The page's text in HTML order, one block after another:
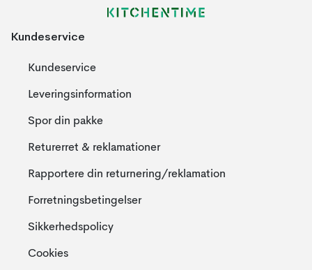
Kundeservice
Kundeservice
Leveringsinformation
Spor din pakke
Returerret & reklamationer
Rapportere din returnering/reklamation
Forretningsbetingelser
Sikkerhedspolicy
Cookies